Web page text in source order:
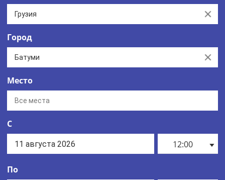
Clear
Город
Clear
Место
С
12:00
По